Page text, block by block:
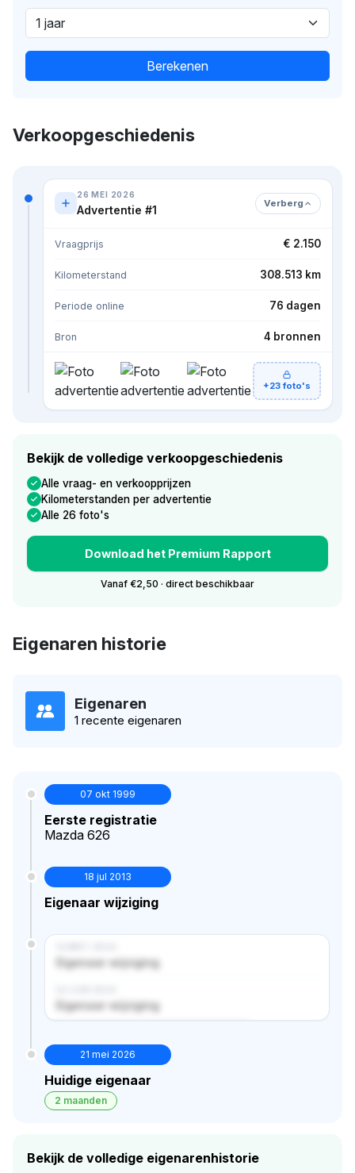
Berekenen
Verkoopgeschiedenis
26 MEI 2026
Advertentie #1 Verberg
Vraagprijs € 2.150
Kilometerstand 308.513 km
Periode online 76 dagen
Bron 4 bronnen
+23 foto's
Bekijk de volledige verkoopgeschiedenis
Alle vraag- en verkoopprijzen
Kilometerstanden per advertentie
Alle 26 foto's
Download het Premium Rapport
Vanaf €2,50 · direct beschikbaar
Eigenaren historie
Eigenaren
1 recente eigenaren
07 okt 1999
Eerste registratie
Mazda 626
18 jul 2013
Eigenaar wijziging
Eigenaar wijziging
Eigenaar wijziging
21 mei 2026
Huidige eigenaar
2 maanden
Bekijk de volledige eigenarenhistorie